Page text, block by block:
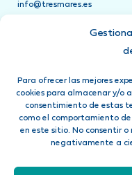
Para ofrecer las mejores
cookies para almacenar y/o
consentimiento de estas
como el comportamiento
en este sitio. No consentir
negativamente a
info@tresmares.es
Teléfonos de asistencia
Ponte en contacto
llamando a su teléfono de
Síguenos en: